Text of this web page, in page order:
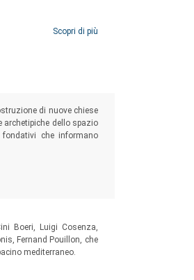
Scopri di più
di nuove chiese
archetipiche dello spazio
che informano
Boeri, Luigi Cosenza,
Fernand Pouillon, che
mediterraneo.